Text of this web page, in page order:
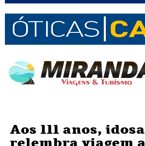
Aos 111 anos, idosa